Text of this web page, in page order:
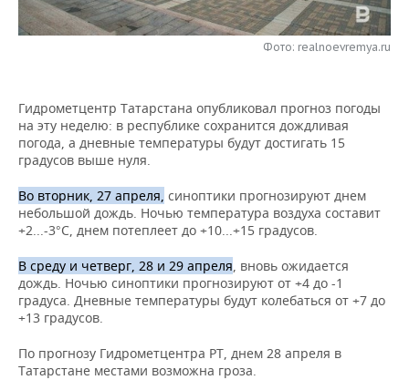
НЕФТЕХИМИЯ
ЭНЕРГЕТИКА
РОЗНИЧНАЯ ТОРГОВЛЯ
УСЛУГИ
НОВОСТИ ТЕХНОЛОГИЙ
МЕДИА
ТЕЛЕКОММУНИКАЦИИ
МЕРОПРИЯТИЯ
ВЫЕЗДНАЯ РЕДАКЦИЯ
БИЗНЕС-БРАНЧИ
ONLINE-КОНФЕРЕНЦИИ
НОВОСТИ СПОРТА
ФУТБОЛ
ХОККЕЙ
ВОЛЕЙБОЛ
КИБЕРСПОРТ
ФИГУРНОЕ КАТАНИЕ
ОБЩЕСТВО
НОВОСТИ ОБЩЕСТВА
ВЛАСТЬ
ИСТОРИЯ
КУЛЬТУРА
МЕДИЦИНА
ФОТОГАЛЕРЕЯ
СЮЖЕТЫ
СПИСОК ПЕРСОН
СПИСОК КОМПАНИЙ
ПОЛНАЯ ВЕРСИЯ
Фото: realnoevremya.ru
Гидрометцентр Татарстана опубликовал прогноз погоды
на эту неделю: в республике сохранится дождливая
погода, а дневные температуры будут достигать 15
градусов выше нуля.
Во вторник, 27 апреля, синоптики прогнозируют днем
небольшой дождь. Ночью температура воздуха составит
+2...-3°С, днем потеплеет до +10...+15 градусов.
В среду и четверг, 28 и 29 апреля, вновь ожидается
дождь. Ночью синоптики прогнозируют от +4 до -1
градуса. Дневные температуры будут колебаться от +7 до
+13 градусов.
По прогнозу Гидрометцентра РТ, днем 28 апреля в
Татарстане местами возможна гроза.